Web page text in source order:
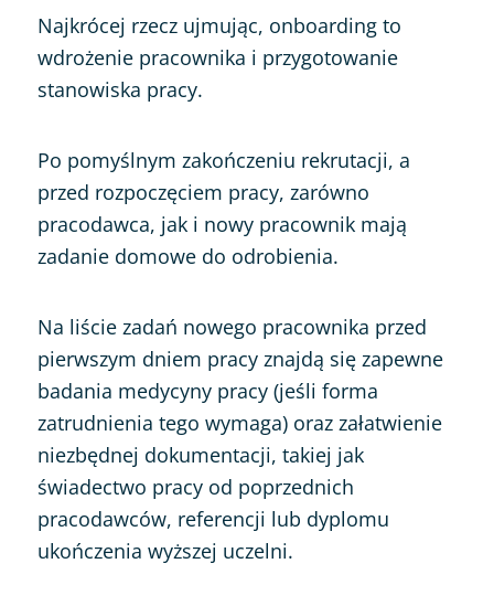
Najkrócej rzecz ujmując, onboarding to
wdrożenie pracownika i przygotowanie
stanowiska pracy.
Po pomyślnym zakończeniu rekrutacji, a
przed rozpoczęciem pracy, zarówno
pracodawca, jak i nowy pracownik mają
zadanie domowe do odrobienia.
Na liście zadań nowego pracownika przed
pierwszym dniem pracy znajdą się zapewne
badania medycyny pracy (jeśli forma
zatrudnienia tego wymaga) oraz załatwienie
niezbędnej dokumentacji, takiej jak
świadectwo pracy od poprzednich
pracodawców, referencji lub dyplomu
ukończenia wyższej uczelni.